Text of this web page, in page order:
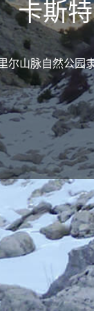
卡斯
尔山脉自然公园